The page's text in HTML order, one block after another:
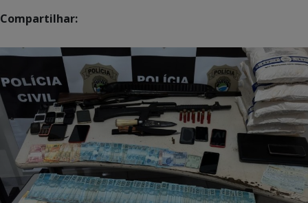
Compartilhar: